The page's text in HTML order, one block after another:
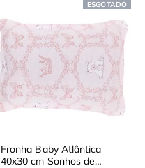
ESGOTADO
Fronha Baby Atlântica
40x30 cm Sonhos de